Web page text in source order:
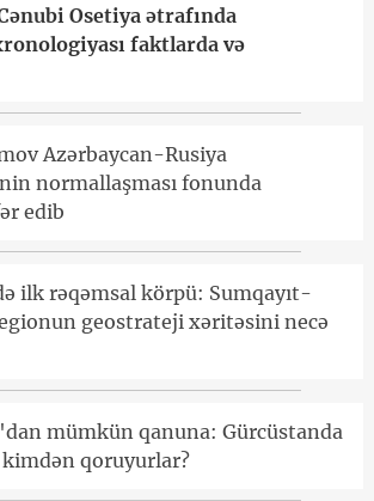
Osetiya ətrafında
faktlarda və
Azərbaycan-Rusiya
normallaşması fonunda
edib
ilk rəqəmsal körpü: Sumqayıt-
geostrateji xəritəsini necə
mümkün qanuna: Gürcüstanda
qoruyurlar?